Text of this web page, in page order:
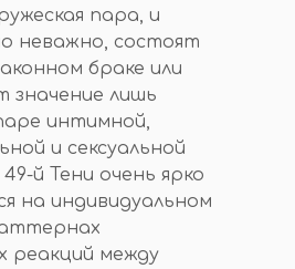
пара, и
неважно, состоят
браке или
значение лишь
интимной,
и сексуальной
49-й Тени очень ярко
на индивидуальном
реакций между